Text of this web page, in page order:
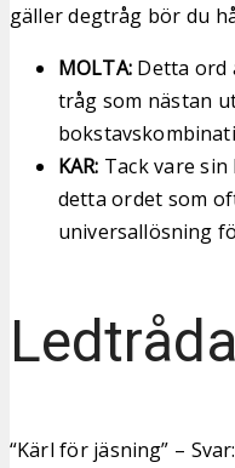
gäller degtråg bör du
MOLTA:Detta ord
tråg som nästan
KAR: Tack vare
detta ordet som
universallösning
“Kärl för jäsning” –